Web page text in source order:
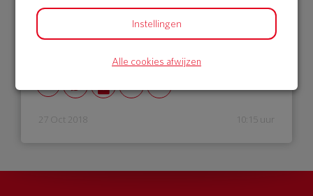
27 Oct 2018 10:15 uur
Instellingen
Alle cookies afwijzen